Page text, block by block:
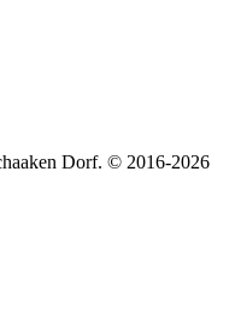
Dorf. © 2016-2026